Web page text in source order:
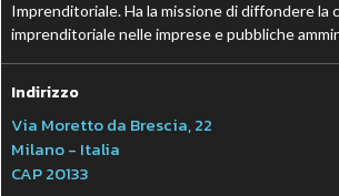
Imprenditoriale. Ha la missione di diffondere la
imprenditoriale nelle imprese e pubbliche
Indirizzo
Via Moretto da Brescia, 22
Milano - Italia
CAP 20133